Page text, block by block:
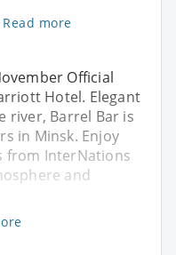
Read more
Official
Hotel. Elegant
river, Barrel Bar is
in Minsk. Enjoy
from InterNations
and